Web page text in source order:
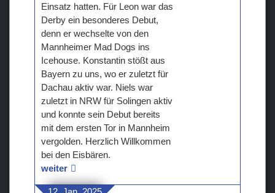
Einsatz hatten. Für Leon war das
Derby ein besonderes Debut,
denn er wechselte von den
Mannheimer Mad Dogs ins
Icehouse. Konstantin stößt aus
Bayern zu uns, wo er zuletzt für
Dachau aktiv war. Niels war
zuletzt in NRW für Solingen aktiv
und konnte sein Debut bereits
mit dem ersten Tor in Mannheim
vergolden. Herzlich Willkommen
bei den Eisbären.
weiter